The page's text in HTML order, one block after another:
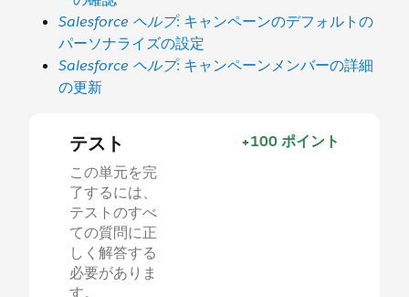
Salesforce ヘルプ: キャンペーンのデフォルトの
パーソナライズの設定
Salesforce ヘルプ: キャンペーンメンバーの詳細
の更新